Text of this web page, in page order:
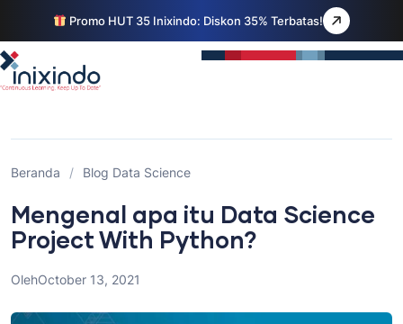
Promo HUT 35 Inixindo: Diskon 35% Terbatas!
Beranda / Blog Data Science
Mengenal apa itu Data Science
Project With Python?
OlehOctober 13, 2021